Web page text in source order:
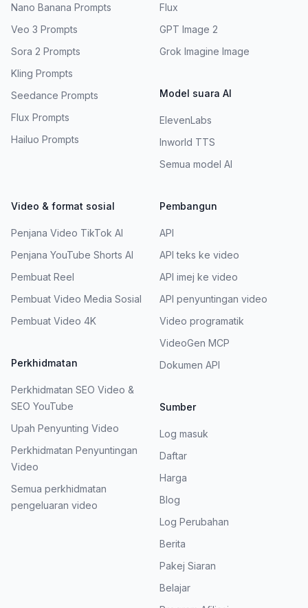
Nano Banana Prompts
Veo 3 Prompts
Sora 2 Prompts
Kling Prompts
Seedance Prompts
Flux Prompts
Hailuo Prompts
Flux
GPT Image 2
Grok Imagine Image
Model suara AI
ElevenLabs
Inworld TTS
Semua model AI
Video & format sosial
Penjana Video TikTok AI
Penjana YouTube Shorts AI
Pembuat Reel
Pembuat Video Media Sosial
Pembuat Video 4K
Perkhidmatan
Perkhidmatan SEO Video &
SEO YouTube
Upah Penyunting Video
Perkhidmatan Penyuntingan
Video
Semua perkhidmatan
pengeluaran video
Pembangun
API
API teks ke video
API imej ke video
API penyuntingan video
Video programatik
VideoGen MCP
Dokumen API
Sumber
Log masuk
Daftar
Harga
Blog
Log Perubahan
Berita
Pakej Siaran
Belajar